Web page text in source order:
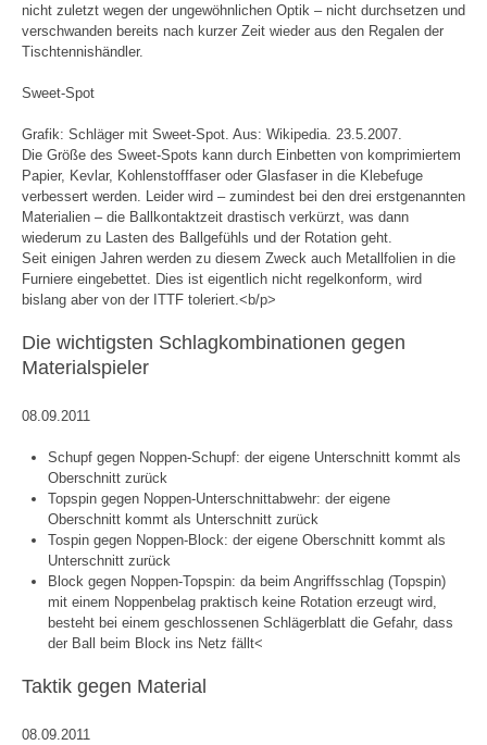
nicht zuletzt wegen der ungewöhnlichen Optik – nicht durchsetzen und
verschwanden bereits nach kurzer Zeit wieder aus den Regalen der
Tischtennishändler.
Sweet-Spot
Grafik: Schläger mit Sweet-Spot. Aus: Wikipedia. 23.5.2007.
Die Größe des Sweet-Spots kann durch Einbetten von komprimiertem
Papier, Kevlar, Kohlenstofffaser oder Glasfaser in die Klebefuge
verbessert werden. Leider wird – zumindest bei den drei erstgenannten
Materialien – die Ballkontaktzeit drastisch verkürzt, was dann
wiederum zu Lasten des Ballgefühls und der Rotation geht.
Seit einigen Jahren werden zu diesem Zweck auch Metallfolien in die
Furniere eingebettet. Dies ist eigentlich nicht regelkonform, wird
bislang aber von der ITTF toleriert.<b/p>
Die wichtigsten Schlagkombinationen gegen
Materialspieler
08.09.2011
Schupf gegen Noppen-Schupf: der eigene Unterschnitt kommt als
Oberschnitt zurück
Topspin gegen Noppen-Unterschnittabwehr: der eigene
Oberschnitt kommt als Unterschnitt zurück
Tospin gegen Noppen-Block: der eigene Oberschnitt kommt als
Unterschnitt zurück
Block gegen Noppen-Topspin: da beim Angriffsschlag (Topspin)
mit einem Noppenbelag praktisch keine Rotation erzeugt wird,
besteht bei einem geschlossenen Schlägerblatt die Gefahr, dass
der Ball beim Block ins Netz fällt<
Taktik gegen Material
08.09.2011